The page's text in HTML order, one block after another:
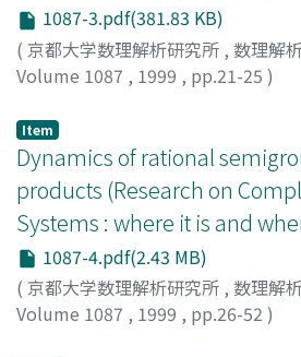
1087-3.pdf(381.83 KB)
( 京都大学数理解析研究所 , 数理解
Volume 1087 , 1999 , pp.21-25 )
Item
Dynamics of rational
products (Research on
Systems : where it is and
1087-4.pdf(2.43 MB)
( 京都大学数理解析研究所 , 数理解
Volume 1087 , 1999 , pp.26-52 )